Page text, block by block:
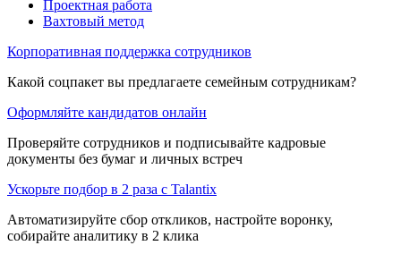
Проектная работа
Вахтовый метод
Корпоративная поддержка сотрудников
Какой соцпакет вы предлагаете семейным сотрудникам?
Оформляйте кандидатов онлайн
Проверяйте сотрудников и подписывайте кадровые
документы без бумаг и личных встреч
Ускорьте подбор в 2 раза с Talantix
Автоматизируйте сбор откликов, настройте воронку,
собирайте аналитику в 2 клика